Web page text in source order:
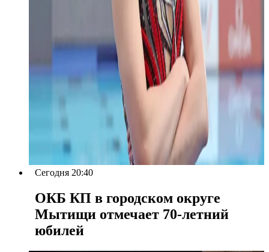
Сегодня 20:40
ОКБ КП в городском округе
Мытищи отмечает 70-летний
юбилей